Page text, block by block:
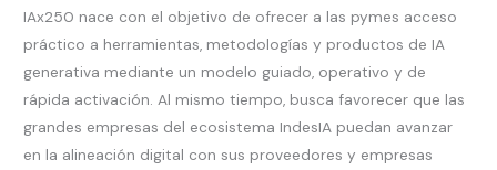
IAx250 nace con el objetivo de ofrecer a las pymes acceso
práctico a herramientas, metodologías y productos de IA
generativa mediante un modelo guiado, operativo y de
rápida activación. Al mismo tiempo, busca favorecer que las
grandes empresas del ecosistema IndesIA puedan avanzar
en la alineación digital con sus proveedores y empresas